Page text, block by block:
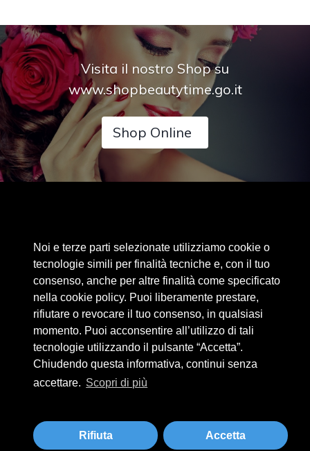
Noi e terze parti selezionate utilizziamo cookie o
tecnologie simili per finalità tecniche e, con il tuo
consenso, anche per altre finalità come specificato
nella cookie policy. Puoi liberamente prestare,
rifiutare o revocare il tuo consenso, in qualsiasi
momento. Puoi acconsentire all’utilizzo di tali
tecnologie utilizzando il pulsante “Accetta”.
Chiudendo questa informativa, continui senza
accettare. Scopri di più
Rifiuta Accetta
Visita il nostro Shop su
www.shopbeautytime.go.it
Shop Online
Cookie Policy
Privacy Policy
Privacy Clienti / Fornitori
BEAUTYTIME INTERNATIONAL S.R.L.
UNIPERSONALE
beautytime@beautytime.go.it